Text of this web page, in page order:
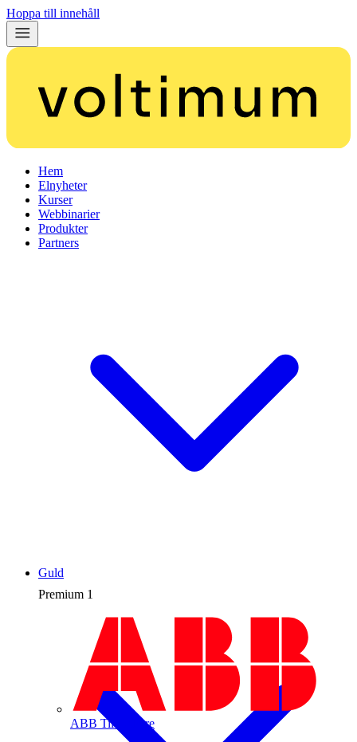
Hoppa till innehåll
Hem
Elnyheter
Kurser
Webbinarier
Produkter
Partners
Premium 1
ABB Tillverkare
Guld